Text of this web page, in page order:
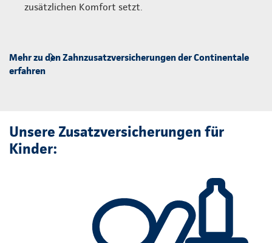
zusätzlichen Komfort setzt.
Mehr zu den Zahnzusatzversicherungen der Continentale
erfahren
Unsere Zusatzversicherungen für
Kinder: